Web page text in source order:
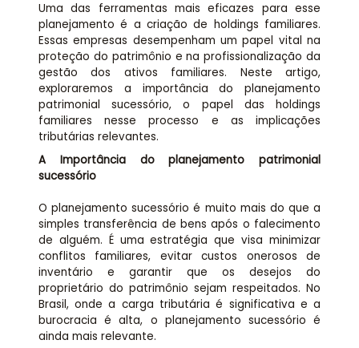
Uma das ferramentas mais eficazes para esse
planejamento é a criação de holdings familiares.
Essas empresas desempenham um papel vital na
proteção do patrimônio e na profissionalização da
gestão dos ativos familiares. Neste artigo,
exploraremos a importância do planejamento
patrimonial sucessório, o papel das holdings
familiares nesse processo e as implicações
tributárias relevantes.
A Importância do planejamento patrimonial
sucessório
O planejamento sucessório é muito mais do que a
simples transferência de bens após o falecimento
de alguém. É uma estratégia que visa minimizar
conflitos familiares, evitar custos onerosos de
inventário e garantir que os desejos do
proprietário do patrimônio sejam respeitados. No
Brasil, onde a carga tributária é significativa e a
burocracia é alta, o planejamento sucessório é
ainda mais relevante.